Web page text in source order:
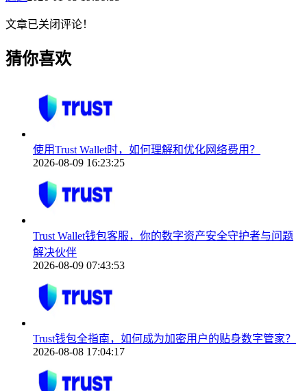
文章已关闭评论！
猜你喜欢
使用Trust Wallet时，如何理解和优化网络费用？
2026-08-09 16:23:25
Trust Wallet钱包客服，你的数字资产安全守护者与问题
解决伙伴
2026-08-09 07:43:53
Trust钱包全指南，如何成为加密用户的贴身数字管家？
2026-08-08 17:04:17